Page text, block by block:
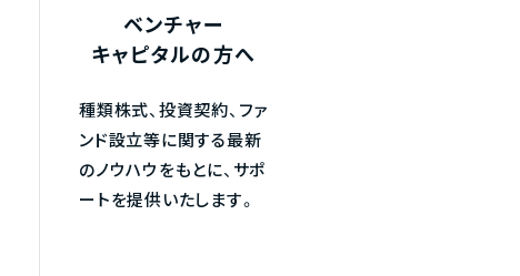
ベンチャー
キャピタルの方へ
種類株式、投資契約、ファ
ンド設立等に関する最新
のノウハウをもとに、サポ
ートを提供いたします。